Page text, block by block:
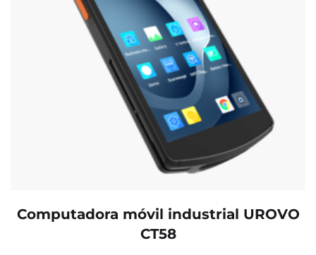
Computadora móvil industrial UROVO
CT58